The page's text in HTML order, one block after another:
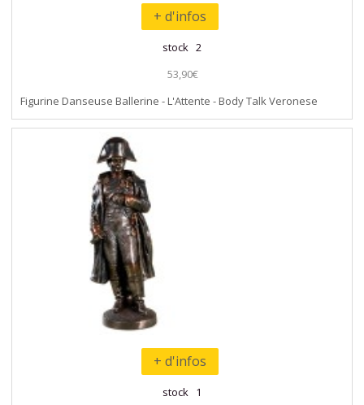
+ d'infos
stock 2
53,90€
Figurine Danseuse Ballerine - L'Attente - Body Talk Veronese
+ d'infos
stock 1